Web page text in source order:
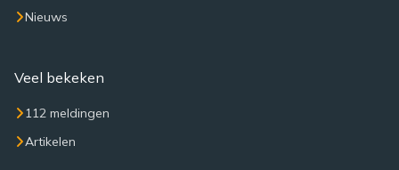
Nieuws
Veel bekeken
112 meldingen
Artikelen